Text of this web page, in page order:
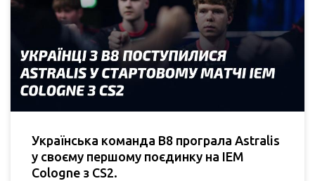
Українська команда B8 програла Astralis
у своєму першому поєдинку на IEM
Cologne з CS2.